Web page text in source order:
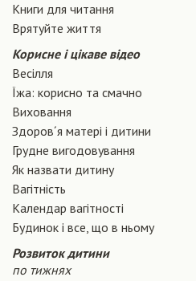
Книги для читання
Врятуйте життя
Корисне і цікаве відео
Весілля
Їжа: корисно та смачно
Виховання
Здоров´я матері і дитини
Грудне вигодовування
Як назвати дитину
Вагiтнiсть
Календар вагітності
Будинок і все, що в ньому
Розвиток дитини
по тижнях